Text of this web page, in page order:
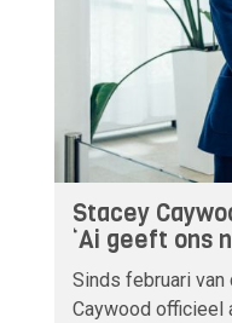
Stacey
‘Ai geeft ons
Sinds februari van
Caywood officieel